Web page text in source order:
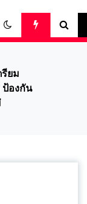
นไลน์
รียม
ป้องกัน